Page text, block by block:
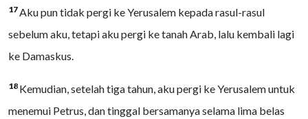
17Aku pun tidak pergi ke Yerusalem kepada rasul-rasul
sebelum aku, tetapi aku pergi ke tanah Arab, lalu kembali lagi
ke Damaskus.
18 Kemudian, setelah tiga tahun, aku pergi ke Yerusalem untuk
menemui Petrus, dan tinggal bersamanya selama lima belas